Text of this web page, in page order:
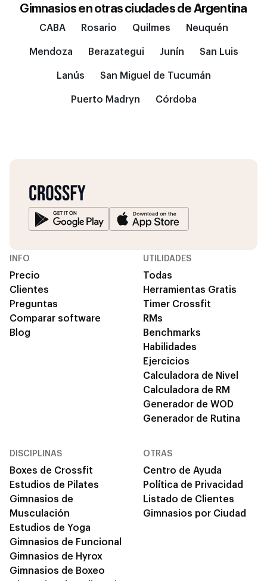
Gimnasios en otras ciudades de Argentina
CABA Rosario Quilmes Neuquén
Mendoza Berazategui Junín San Luis
Lanús San Miguel de Tucumán
Puerto Madryn Córdoba
INFO
Precio
Clientes
Preguntas
Comparar software
Blog
UTILIDADES
Todas
Herramientas Gratis
Timer Crossfit
RMs
Benchmarks
Habilidades
Ejercicios
Calculadora de Nivel
Calculadora de RM
Generador de WOD
Generador de Rutina
DISCIPLINAS
Boxes de Crossfit
Estudios de Pilates
Gimnasios de
Musculación
Estudios de Yoga
Gimnasios de Funcional
Gimnasios de Hyrox
Gimnasios de Boxeo
OTRAS
Centro de Ayuda
Política de Privacidad
Listado de Clientes
Gimnasios por Ciudad